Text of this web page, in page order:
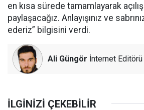
en kısa sürede tamamlayarak
paylaşacağız. Anlayışınız ve
ederiz” bilgisini verdi.
Ali Güngör İnternet Editörü